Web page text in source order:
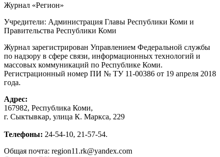
Журнал «Регион»
Учредители: Администрация Главы Республики Коми и
Правительства Республики Коми
Журнал зарегистрирован Управлением Федеральной службы
по надзору в сфере связи, информационных технологий и
массовых коммуникаций по Республике Коми.
Регистрационный номер ПИ № ТУ 11-00386 от 19 апреля 2018
года.
Адрес:
167982, Республика Коми,
г. Сыктывкар, улица К. Маркса, 229
Телефоны: 24-54-10, 21-57-54.
Общая почта: region11.rk@yandex.com